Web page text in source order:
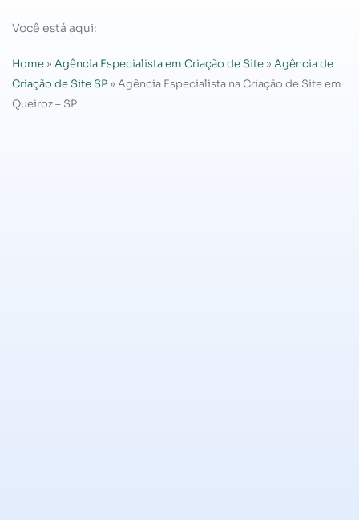
Você está aqui:
Home » Agência Especialista em Criação de Site » Agência de
Criação de Site SP » Agência Especialista na Criação de Site em
Queiroz – SP